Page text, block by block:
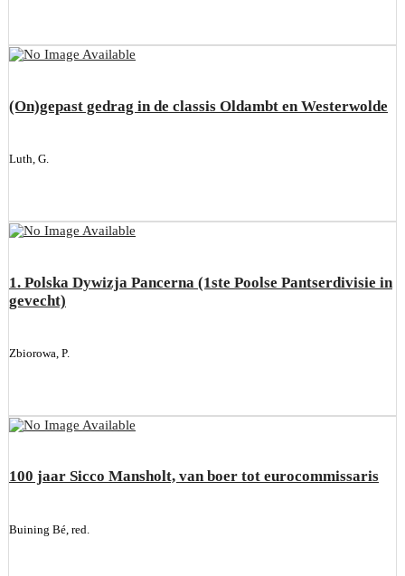
(On)gepast gedrag in de classis Oldambt en Westerwolde
Luth, G.
1. Polska Dywizja Pancerna (1ste Poolse Pantserdivisie in
gevecht)
Zbiorowa, P.
100 jaar Sicco Mansholt, van boer tot eurocommissaris
Buining Bé, red.